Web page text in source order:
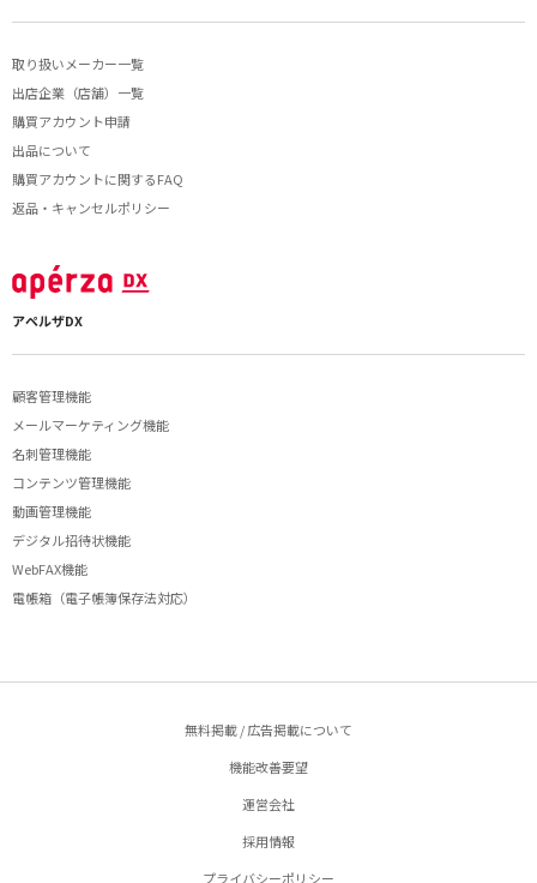
取り扱いメーカー一覧
出店企業（店舗）一覧
購買アカウント申請
出品について
購買アカウントに関するFAQ
返品・キャンセルポリシー
アペルザDX
顧客管理機能
メールマーケティング機能
名刺管理機能
コンテンツ管理機能
動画管理機能
デジタル招待状機能
WebFAX機能
電帳箱（電子帳簿保存法対応）
無料掲載 / 広告掲載について
機能改善要望
運営会社
採用情報
プライバシーポリシー